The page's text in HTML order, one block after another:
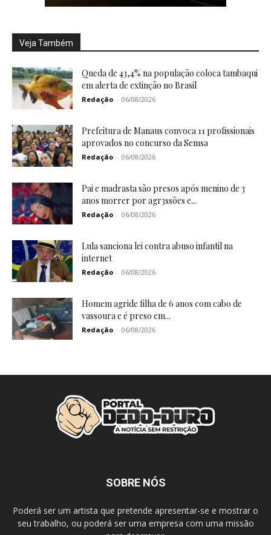
Veja Também
Queda de 43,4% na população coloca tambaqui
em alerta de extinção no Brasil
Redação - 06/08/2026
Prefeitura de Manaus convoca 11 profissionais
aprovados no concurso da Semsa
Redação - 06/08/2026
Pai e madrasta são presos após menino de 3
anos morrer por agr3ssões e...
Redação - 06/08/2026
Lula sanciona lei contra abuso infantil na
internet
Redação - 06/08/2026
Homem agride filha de 6 anos com cabo de
vassoura e é preso em...
Redação - 06/08/2026
SOBRE NÓS
Poderá ser um artista que pretende apresentar-se e mostrar o
seu trabalho, ou poderá ser uma empresa com uma missão